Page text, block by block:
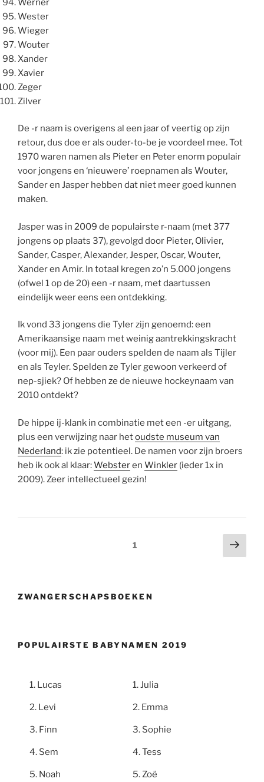
Werner
Wester
Wieger
Wouter
Xander
Xavier
Zeger
Zilver
De -r naam is overigens al een jaar of veertig op zijn
retour, dus doe er als ouder-to-be je voordeel mee. Tot
1970 waren namen als Pieter en Peter enorm populair
voor jongens en ‘nieuwere’ roepnamen als Wouter,
Sander en Jasper hebben dat niet meer goed kunnen
maken.
Jasper was in 2009 de populairste r-naam (met 377
jongens op plaats 37), gevolgd door Pieter, Olivier,
Sander, Casper, Alexander, Jesper, Oscar, Wouter,
Xander en Amir. In totaal kregen zo’n 5.000 jongens
(ofwel 1 op de 20) een -r naam, met daartussen
eindelijk weer eens een ontdekking.
Ik vond 33 jongens die Tyler zijn genoemd: een
Amerikaansige naam met weinig aantrekkingskracht
(voor mij). Een paar ouders spelden de naam als Tijler
en als Teyler. Spelden ze Tyler gewoon verkeerd of
nep-sjiek? Of hebben ze de nieuwe hockeynaam van
2010 ontdekt?
De hippe ij-klank in combinatie met een -er uitgang,
plus een verwijzing naar hetoudste museum van
Nederland: ik zie potentieel. De namen voor zijn broers
heb ik ook al klaar:Websteren Winkler (ieder 1x in
2009). Zeer intellectueel gezin!
Pagina1
ZWANGERSCHAPSBOEKEN
POPULAIRSTE BABYNAMEN 2019
Lucas
Levi
Finn
Sem
Noah
Julia
Emma
Sophie
Tess
Zoë